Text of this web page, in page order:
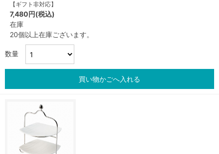
【ギフト非対応】
7,480円(税込)
在庫
20個以上在庫ございます。
数量
買い物かごへ入れる